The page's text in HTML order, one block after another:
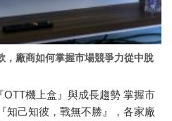
，廠商如何掌握市場競爭力從中脫
機上盒』與成長趨勢 掌握市
知己知彼，戰無不勝』，各家廠